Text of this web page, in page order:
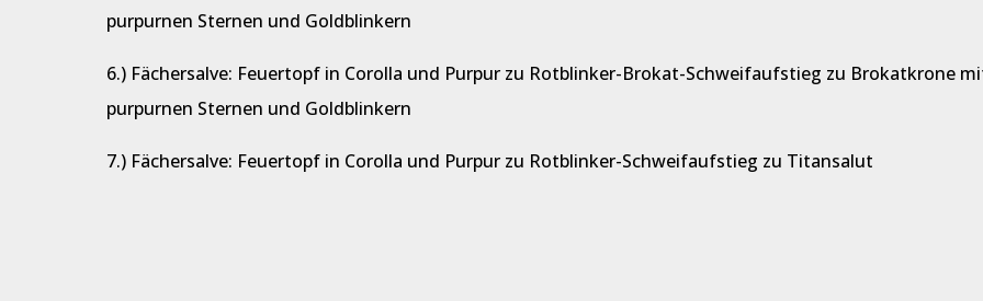
purpurnen Sternen und Goldblinkern
6.) Fächersalve: Feuertopf in Corolla und Purpur zu Rotblinker-Brokat-Schweifaufstieg zu Brokatkrone
purpurnen Sternen und Goldblinkern
7.) Fächersalve: Feuertopf in Corolla und Purpur zu Rotblinker-Schweifaufstieg zu Titansalut